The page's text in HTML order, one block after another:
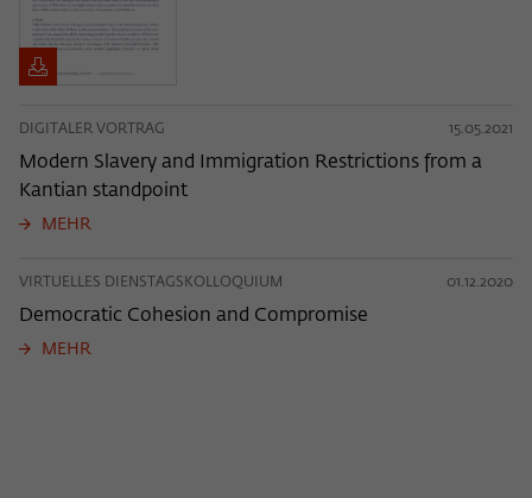
DIGITALER VORTRAG 15.05.2021
Modern Slavery and Immigration Restrictions from a
Kantian standpoint
MEHR
VIRTUELLES DIENSTAGSKOLLOQUIUM 01.12.2020
Democratic Cohesion and Compromise
MEHR